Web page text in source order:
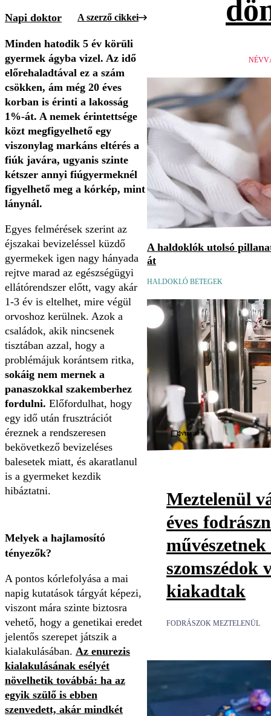
Napi doktor A szerző cikkei
Minden hatodik 5 év körüli
gyermek ágyba vizel. Az idő
előrehaladtával ez a szám
csökken, ám még 20 éves
korban is érinti a lakosság
1%-át. A nemek érintettsége
közt megfigyelhető egy
viszonylag markáns eltérés a
fiúk javára, ugyanis szinte
kétszer annyi fiúgyermeknél
figyelhető meg a kórkép, mint
lánynál.
Egyes felmérések szerint az
éjszakai bevizeléssel küzdő
gyermekek igen nagy hányada
rejtve marad az egészségügyi
ellátórendszer előtt, vagy akár
1-3 év is eltelhet, mire végül
orvoshoz kerülnek. Azok a
családok, akik nincsenek
tisztában azzal, hogy a
problémájuk korántsem ritka,
sokáig nem mernek a
panaszokkal szakemberhez
fordulni. Előfordulhat, hogy
egy idő után frusztrációt
éreznek a rendszeresen
bekövetkező bevizeléses
balesetek miatt, és akaratlanul
is a gyermeket kezdik
hibáztatni.
Melyek a hajlamosító
tényezők?
A pontos kórlefolyása a mai
napig kutatások tárgyát képezi,
viszont mára szinte biztosra
vehető, hogy a genetikai eredet
jelentős szerepet játszik a
kialakulásában. Az enurezis
kialakulásának esélyét
növelhetik továbbá: ha az
egyik szülő is ebben
szenvedett, akár mindkét
A haldoklók utolsó
át
HALDOKLÓ BETEGEK
Videó
Meztelenül
éves
szomszédok
kiakadtak
FODRÁSZOK MEZTELENÜL